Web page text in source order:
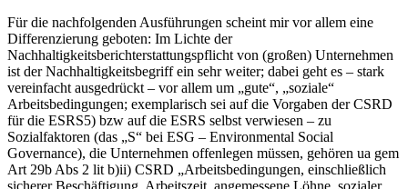
Für die nachfolgenden Ausführungen scheint mir vor allem eine
Differenzierung geboten: Im Lichte der
Nachhaltigkeitsberichterstattungspflicht von (großen) Unternehmen
ist der Nachhaltigkeitsbegriff ein sehr weiter; dabei geht es – stark
vereinfacht ausgedrückt – vor allem um „gute“, „soziale“
Arbeitsbedingungen; exemplarisch sei auf die Vorgaben der CSRD
für die ESRS5) bzw auf die ESRS selbst verwiesen – zu
Sozialfaktoren (das „S“ bei ESG – Environmental Social
Governance), die Unternehmen offenlegen müssen, gehören ua gem
Art 29b Abs 2 lit b)ii) CSRD „Arbeitsbedingungen, einschließlich
sicherer Beschäftigung, Arbeitszeit, angemessene Löhne, sozialer